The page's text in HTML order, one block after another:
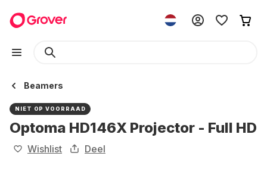
Beamers
NIET OP VOORRAAD
Optoma HD146X Projector - Full HD
Wishlist Deel